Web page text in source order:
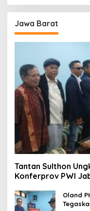
Jawa Barat
Tantan Sulthon
Konferprov PWI
Oland